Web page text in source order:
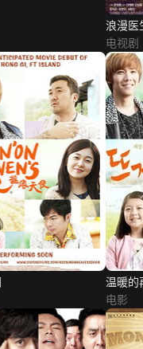
浪漫医
电视剧
温暖的
电影